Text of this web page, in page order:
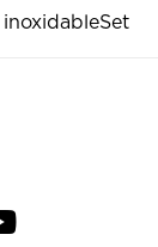
Set